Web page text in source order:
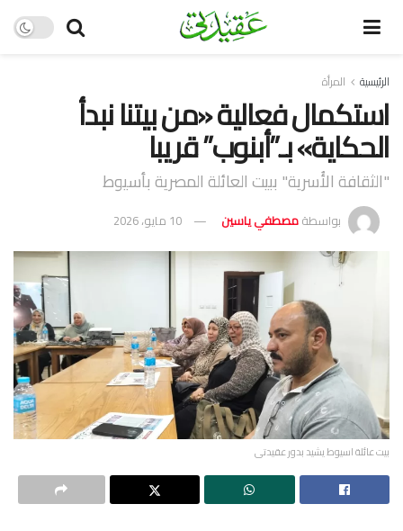
الرئيسية المرأة
استكمال فعالية «من بيتنا نبدأ
الحكاية» بـ”أبنوب” قريبا
"الثقافة الأُسرية" ببيت العائلة المصرية بأسيوط
بواسطةمصطفي ياسين 10 مايو، 2026
بيت عائلة اسيوط يشيد بدور عقيدتى